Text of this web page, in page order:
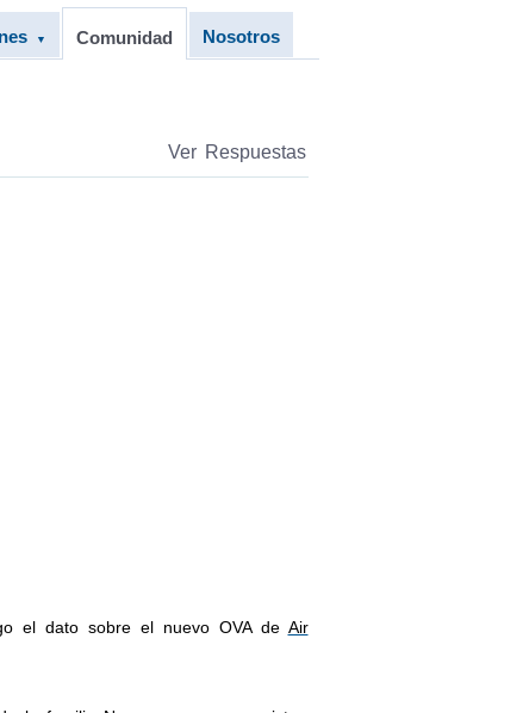
▼ Comunidad Nosotros
Ver Respuestas
el dato sobre el nuevo OVA de Air